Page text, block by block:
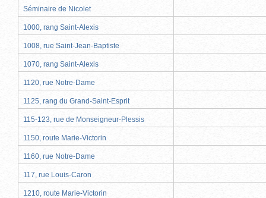
Séminaire de Nicolet
1000, rang Saint-Alexis
1008, rue Saint-Jean-Baptiste
1070, rang Saint-Alexis
1120, rue Notre-Dame
1125, rang du Grand-Saint-Esprit
115-123, rue de Monseigneur-Plessis
1150, route Marie-Victorin
1160, rue Notre-Dame
117, rue Louis-Caron
1210, route Marie-Victorin